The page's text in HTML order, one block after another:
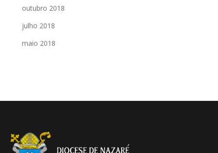
outubro 2018
julho 2018
maio 2018